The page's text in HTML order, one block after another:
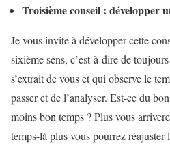
Troisième conseil : développer
Je vous invite à développer cette
sixième sens, c’est-à-dire de
s’extrait de vous et qui observe le
passer et de l’analyser. Est-ce du
moins bon temps ? Plus vous
temps-là plus vous pourrez réajuster